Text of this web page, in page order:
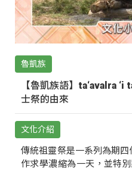
魯凱族
【魯凱族語】ta‘avalra
士祭的由來
文化介紹
傳統祖靈祭是一系列為期
作求學濃縮為一天，並特